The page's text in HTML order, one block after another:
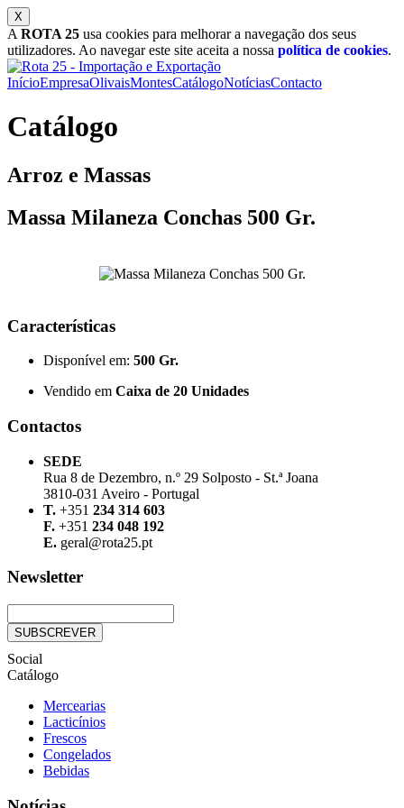
A ROTA 25 usa cookies para melhorar a navegação dos seus
utilizadores. Ao navegar este site aceita a nossa política de cookies.
InícioEmpresaOlivaisMontesCatálogoNotíciasContacto
Catálogo
Arroz e Massas
Massa Milaneza Conchas 500 Gr.
Características
Disponível em: 500 Gr.
Vendido em Caixa de 20 Unidades
Contactos
SEDE
Rua 8 de Dezembro, n.º 29 Solposto - St.ª Joana
3810-031 Aveiro - Portugal
T. +351 234 314 603
F. +351 234 048 192
E. geral@rota25.pt
Newsletter
Social
Catálogo
Mercearias
Lacticínios
Frescos
Congelados
Bebidas